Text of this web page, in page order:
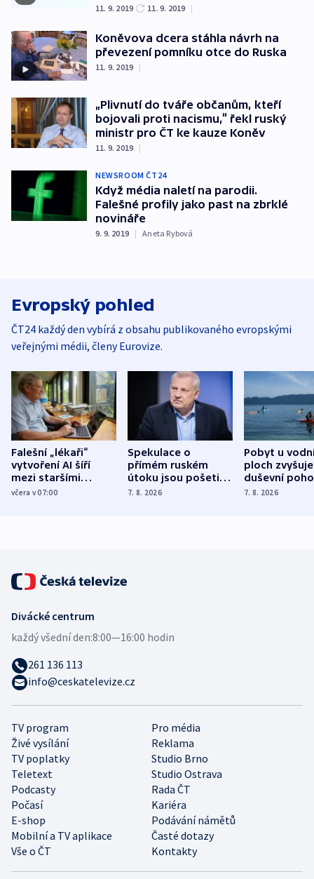
11. 9. 2019 11. 9. 2019 |
Koněvova dcera stáhla návrh na
převezení pomníku otce do Ruska
11. 9. 2019 |
„Plivnutí do tváře občanům, kteří
bojovali proti nacismu,“ řekl ruský
ministr pro ČT ke kauze Koněv
11. 9. 2019 |
NEWSROOM ČT24
Když média naletí na parodii.
Falešné profily jako past na zbrklé
novináře
9. 9. 2019 | Aneta Rybová
Evropský pohled
ČT24 každý den vybírá z obsahu publikovaného evropskými
veřejnými médii, členy Eurovize.
Falešní „lékaři“
vytvoření AI šíří
mezi staršími
Poláky nebezpečné
včera v 07:00
Spekulace o
přímém ruském
útoku jsou pošetilé,
míní estonský
7. 8. 2026
Pobyt u
ploch zvyšuje
duševní
ukázala
7. 8. 2026
TV program
Pro média
Živé vysílání
Reklama
TV poplatky
Studio Brno
Teletext
Studio Ostrava
Podcasty
Rada ČT
Počasí
Kariéra
E-shop
Podávání námětů
Mobilní a TV aplikace
Časté dotazy
Vše o ČT
Kontakty
Divácké centrum
každý všední den:8:00—16:00 hodin
261 136 113
info@ceskatelevize.cz